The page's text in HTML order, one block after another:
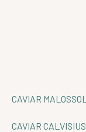
CAVIAR MALOSSOL
CAVIAR CALVISIUS